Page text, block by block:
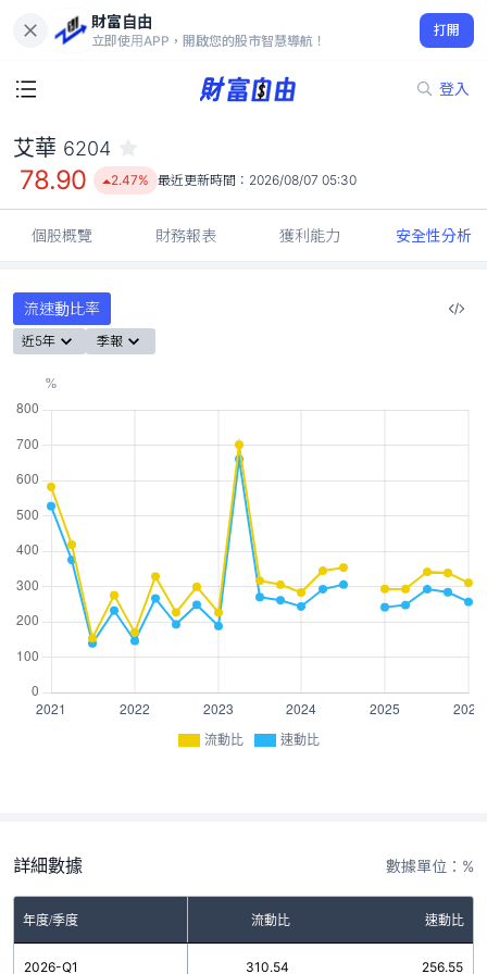
財富自由
立即使用APP，開啟您的股市智慧導航！
打開
登入
78.90
2.47%
艾華 6204
78.90 2.47% 最近更新時間： 2026/08/07 05:30
個股概覽 財務報表 獲利能力 安全性分析
流速動比率
近5年 季報
流動比 速動比
詳細數據 數據單位：%
年度/季度 流動比 速動比
2026-Q1 310.54 256.55